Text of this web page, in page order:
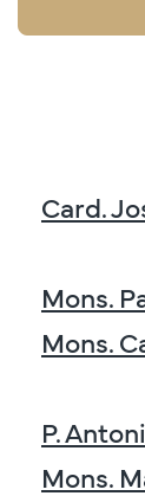
Card.
Mons.
Mons.
P.
Mons.